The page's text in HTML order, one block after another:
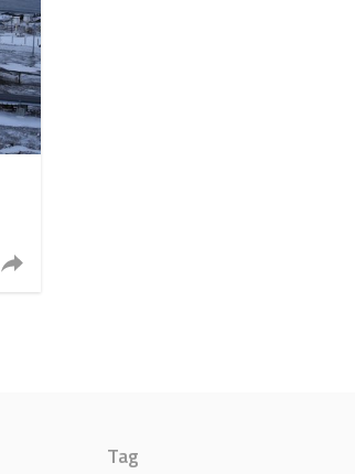
Tag